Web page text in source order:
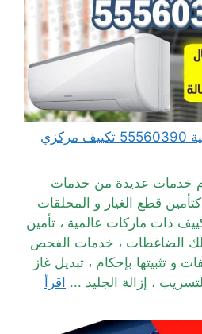
فني تكييف وتبريد الرميثية 55560390 تكييف مركزي
خدمات عديدة من خدمات
كتأمين قطع الغيار و المحلقات
ذات ماركات عالمية ، تأمين
الضاغطات ، خدمات الفحص
و تثبيتها بإحكام ، تبديل غاز
، إزالة الجليد ... اقرأ